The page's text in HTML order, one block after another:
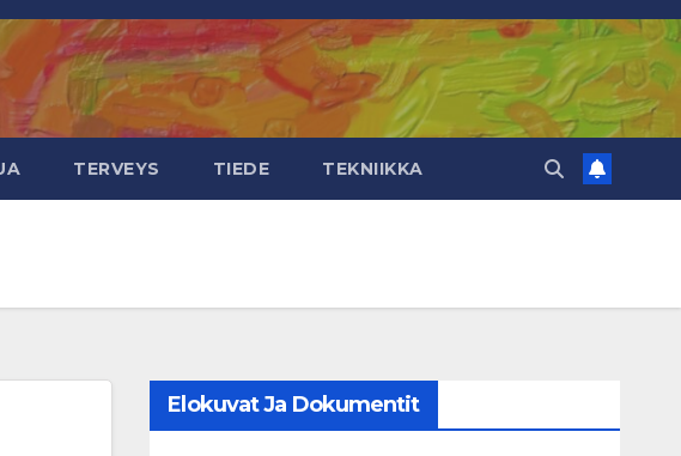
TERVEYS TIEDE TEKNIIKKA
Elokuvat Ja Dokumentit